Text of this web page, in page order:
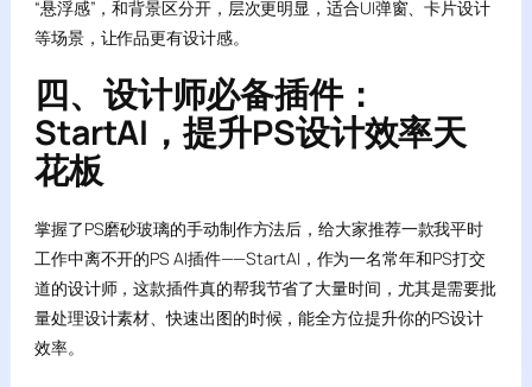
“悬浮感”，和背景区分开，层次更明显，适合UI弹窗、卡片设计
等场景，让作品更有设计感。
四、设计师必备插件：
StartAI，提升PS设计效率天
花板
掌握了PS磨砂玻璃的手动制作方法后，给大家推荐一款我平时
工作中离不开的PS AI插件——StartAI，作为一名常年和PS打交
道的设计师，这款插件真的帮我节省了大量时间，尤其是需要批
量处理设计素材、快速出图的时候，能全方位提升你的PS设计
效率。